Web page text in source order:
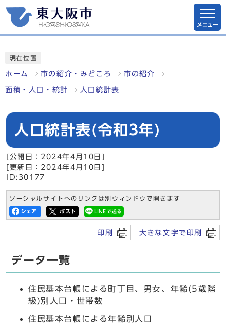
メニュー
現在位置
ホーム 市の紹介・みどころ 市の紹介
面積・人口・統計 人口統計表
人口統計表(令和3年)
[公開日：2024年4月10日]
[更新日：2024年4月10日]
ID:30177
ソーシャルサイトへのリンクは別ウィンドウで開きます
印刷 大きな文字で印刷
データ一覧
住民基本台帳による町丁目、男女、年齢(5歳階
級)別人口・世帯数
住民基本台帳による年齢別人口